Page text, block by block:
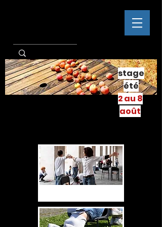
stage
été
2 au 8
août